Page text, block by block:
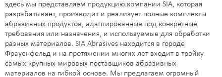
здесь мы представляем продукцию компании SIA, которая
разрабатывает, производит и реализует полные комплекты
абразивных продуктов, адаптированные под конкретные
требования или назначения, и используемые для обработки
разных материалов. SIA Abrasives находится в городе
Фрауенфельд и на протяжении многих лет входит в тройку
самых крупных мировых поставщиков абразивных
материалов на гибкой основе. Мы предлагаем огромный